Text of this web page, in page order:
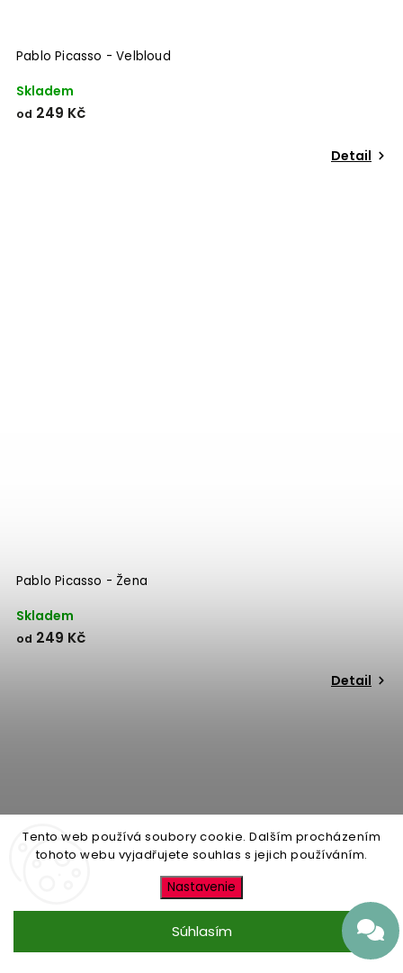
Tento web používá soubory cookie. Dalším procházením
tohoto webu vyjadřujete souhlas s jejich používáním.
Nastavenie
Súhlasím
Pablo Picasso - Velbloud
Skladem
od 249 Kč
Detail
Pablo Picasso - Žena
Skladem
od 249 Kč
Detail